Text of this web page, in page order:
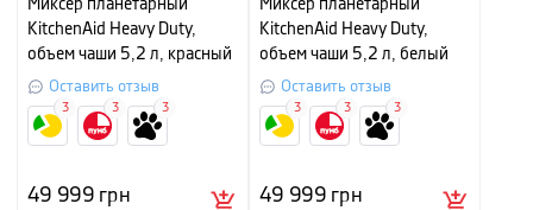
Миксер планетарный
KitchenAid Heavy Duty,
объем чаши 5,2 л, красный
Оставить отзыв
49 999грн
3 3 3
Миксер планетарный
KitchenAid Heavy Duty,
объем чаши 5,2 л, белый
Оставить отзыв
49 999грн
3 3 3